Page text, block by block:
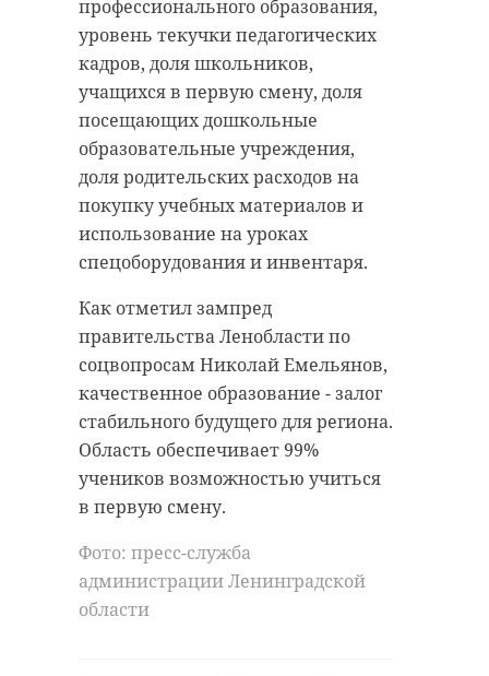
профессионального образования,
уровень текучки педагогических
кадров, доля школьников,
учащихся в первую смену, доля
посещающих дошкольные
образовательные учреждения,
доля родительских расходов на
покупку учебных материалов и
использование на уроках
спецоборудования и инвентаря.
Как отметил зампред
правительства Ленобласти по
соцвопросам Николай Емельянов,
качественное образование - залог
стабильного будущего для региона.
Область обеспечивает 99%
учеников возможностью учиться
в первую смену.
Фото: пресс-служба
администрации Ленинградской
области
Днем ожидается западный и юго-
западный ветер силой до 6-11 м/с.
Прогнозируется температурный
разброс от +10 до +15. На
побережье местами - до +8.
ФГБУ "Северо-Западное УГМС"
Фото:
https://pxhere.com/ru/photo/906488
микрорайоне у 42-го дома, по
улицам Николо-Беседная и
Ярослава Иванова.
Превышений концентраций
вредных веществ не
зафиксировано, отчитались в
пресс-службе Госэконадзора.
Фото: Госэконадзор Ленобласти
госэконадзор
Поделиться статьей: